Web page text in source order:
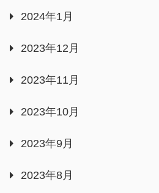
2024年1月
2023年12月
2023年11月
2023年10月
2023年9月
2023年8月